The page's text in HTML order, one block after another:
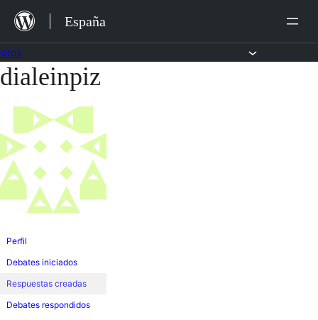
Saltar
contenido
España
Saltar
contenido
dialeinpiz
Perfil
Debates iniciados
Respuestas creadas
Debates respondidos